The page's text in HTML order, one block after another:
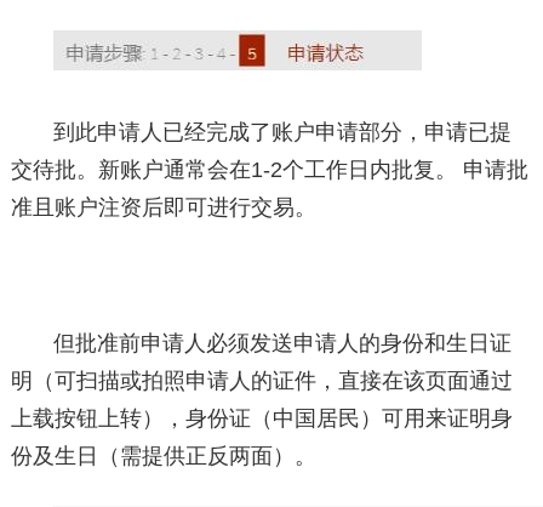
到此申请人已经完成了账户申请部分，申请已提
交待批。新账户通常会在1-2个工作日内批复。 申请批
准且账户注资后即可进行交易。
但批准前申请人必须发送申请人的身份和生日证
明（可扫描或拍照申请人的证件，直接在该页面通过
上载按钮上转），身份证（中国居民）可用来证明身
份及生日（需提供正反两面）。